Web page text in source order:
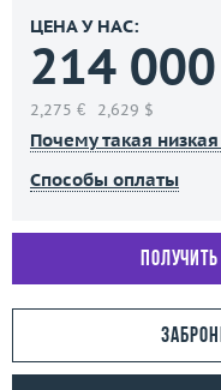
ЦЕНА У НАС:
214
2,275 € 2,629 $
Почему такая
Способы оплаты